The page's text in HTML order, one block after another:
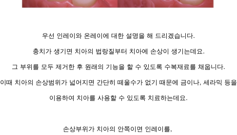
우선 인레이와 온레이에 대한 설명을 해 드리겠습니다.
충치가 생기면 치아의 법랑질부터 치아에 손상이 생기는데요.
그 부위를 모두 제거한 후 원래의 기능을 할 수 있도록 수복재료를 채웁니다.
이때 치아의 손상범위가 넓어지면 간단히 떼울수가 없기 때문에 금이나, 세라믹 등을
이용하여 치아를 사용할 수 있도록 치료하는데요.
손상부위가 치아의 안쪽이면 인레이를,